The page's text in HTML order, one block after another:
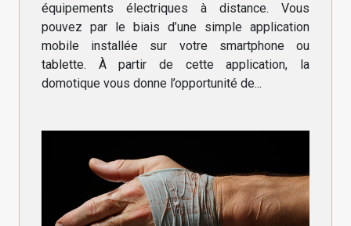
équipements électriques à distance. Vous
pouvez par le biais d’une simple application
mobile installée sur votre smartphone ou
tablette. À partir de cette application, la
domotique vous donne l’opportunité de...